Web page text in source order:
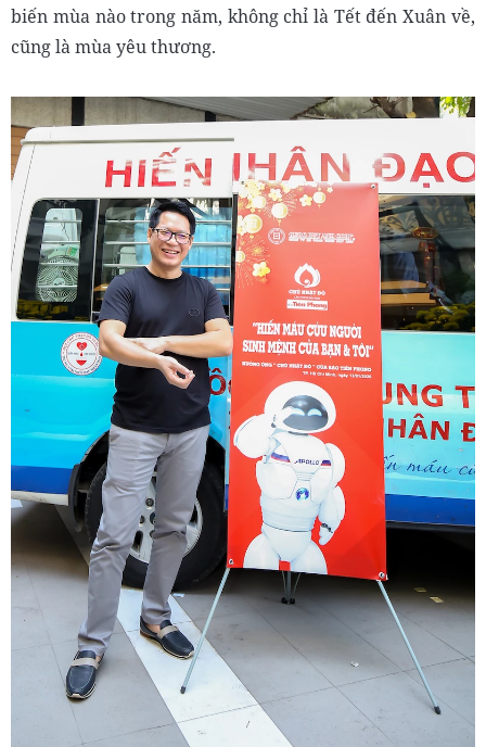
biến mùa nào trong năm, không chỉ là Tết đến Xuân về,
cũng là mùa yêu thương.